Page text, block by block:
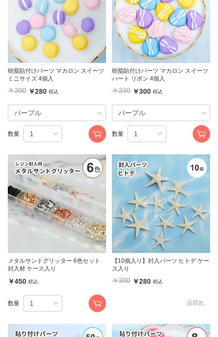
樹脂貼付けパーツ マカロン スイーツ
ミニサイズ 4個入
￥300 ￥280 税込
数量
樹脂貼付けパーツ マカロン スイーツ
ハート リボン 4個入
￥330 ￥300 税込
数量
メタルサンドグリッター 6色セット
封入材 ケース入り
￥450 税込
数量
【10個入り】封入パーツ ヒトデ ケー
ス入り
￥300 ￥280 税込
品切れ